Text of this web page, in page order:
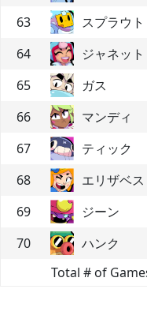
63
スプラウト
64
ジャネット
65
ガス
66
マンディ
67
ティック
68
エリザベス
69
ジーン
70
ハンク
Total # of